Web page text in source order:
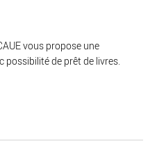
vous propose une
possibilité de prêt de livres.